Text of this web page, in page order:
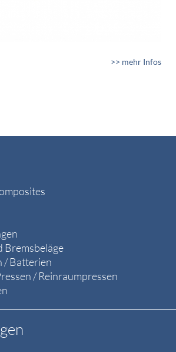
>> mehr Infos
Bremsbeläge
/ Batterien
/ Reinraumpressen